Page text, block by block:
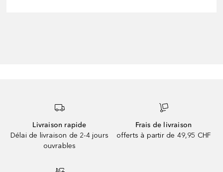
Livraison rapide
Délai de livraison de 2-4 jours
ouvrables
Frais de livraison
offerts à partir de 49,95 CHF